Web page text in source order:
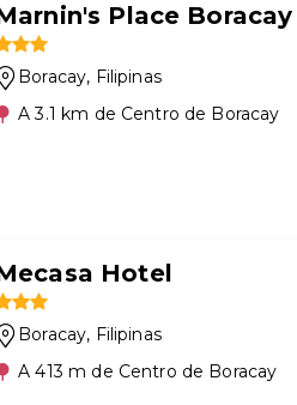
Place Boracay
Boracay, Filipinas
A 3.1 km de Centro de Boracay
Hotel
Boracay, Filipinas
A 413 m de Centro de Boracay